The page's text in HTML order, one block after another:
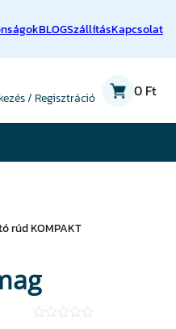
BLOGSzállításKapcsolat
/ Regisztráció 0 Ft
rúd KOMPAKT